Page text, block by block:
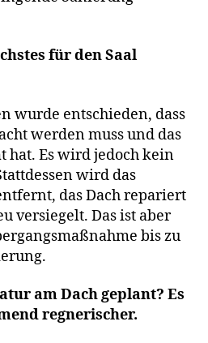
für den Saal
wurde entschieden, dass
werden muss und das
hat. Es wird jedoch kein
wird das
das Dach repariert
versiegelt. Das ist aber
bis zu
am Dach geplant? Es
regnerischer.